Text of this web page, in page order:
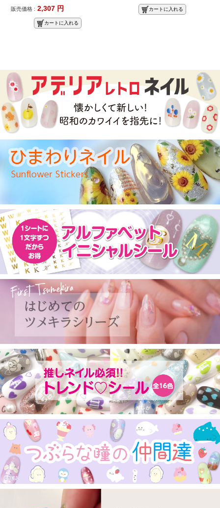
販売価格 : 2,307 円
カートに入れる
カートに入れる